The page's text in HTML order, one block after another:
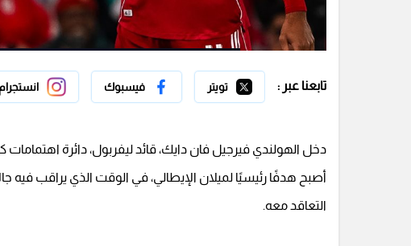
تابعنا عبر : تويتر فيسبوك انستجرام
دخل الهولندي فيرجيل فان دايك، قائد ليفربول، دائرة اهتمامات
أصبح هدفًا رئيسيًا لميلان الإيطالي، في الوقت الذي يراقب فيه
التعاقد معه.